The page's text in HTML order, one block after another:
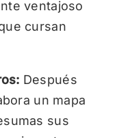
ventajoso
cursan
Después
un mapa
sus